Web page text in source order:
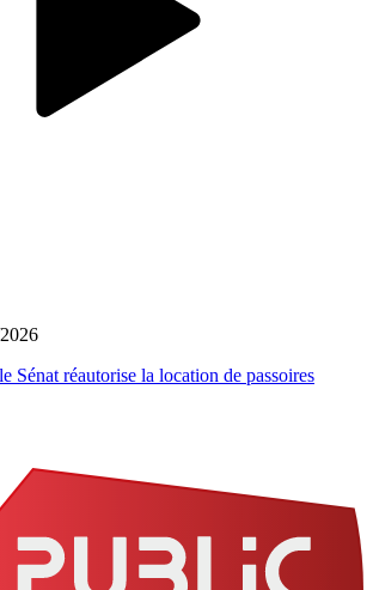
Sénat réautorise la location de passoires